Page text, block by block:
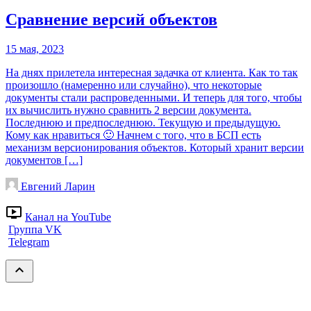
Сравнение версий объектов
15 мая, 2023
На днях прилетела интересная задачка от клиента. Как то так
произошло (намеренно или случайно), что некоторые
документы стали распроведенными. И теперь для того, чтобы
их вычислить нужно сравнить 2 версии документа.
Последнюю и предпоследнюю. Текущую и предыдущую.
Кому как нравиться 🙂 Начнем с того, что в БСП есть
механизм версионирования объектов. Который хранит версии
документов […]
Евгений Ларин
ondemand_video Канал на YouTube
Группа VK
Telegram
expand_less